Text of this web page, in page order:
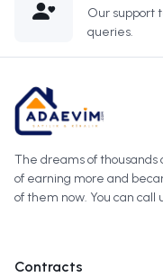
Our support
queries.
The dreams of
of earning more and
of them now. You can call
Contracts